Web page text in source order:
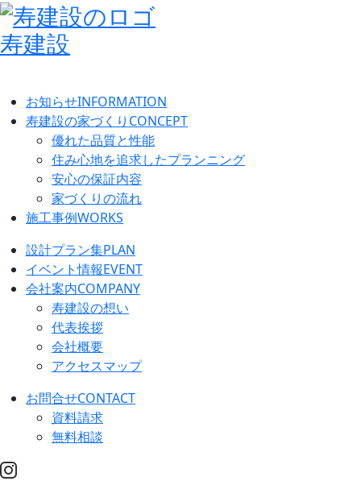
寿建設
お知らせINFORMATION
寿建設の家づくり CONCEPT
優れた品質と性能
住み心地を追求したプランニング
安心の保証内容
家づくりの流れ
施工事例WORKS
設計プラン集PLAN
イベント情報EVENT
会社案内COMPANY
寿建設の想い
代表挨拶
会社概要
アクセスマップ
お問合せCONTACT
資料請求
無料相談